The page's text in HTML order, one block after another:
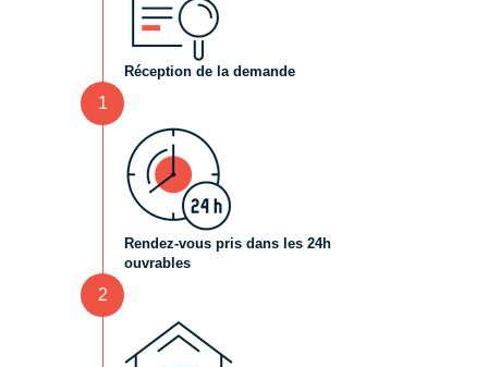
Réception de la demande
1
Rendez-vous pris dans les 24h
ouvrables
2